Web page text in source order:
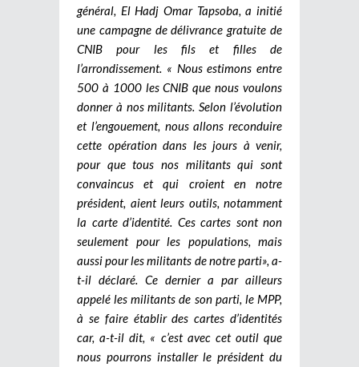
général, El Hadj Omar Tapsoba, a initié
une campagne de délivrance gratuite de
CNIB pour les fils et filles de
l’arrondissement. « Nous estimons entre
500 à 1000 les CNIB que nous voulons
donner à nos militants. Selon l’évolution
et l’engouement, nous allons reconduire
cette opération dans les jours à venir,
pour que tous nos militants qui sont
convaincus et qui croient en notre
président, aient leurs outils, notamment
la carte d’identité. Ces cartes sont non
seulement pour les populations, mais
aussi pour les militants de notre parti», a-
t-il déclaré. Ce dernier a par ailleurs
appelé les militants de son parti, le MPP,
à se faire établir des cartes d’identités
car, a-t-il dit, « c’est avec cet outil que
nous pourrons installer le président du